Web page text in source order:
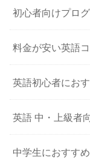
初心者向けプロ
料金が安い英語
英語初心者にお
英語 中・上級者
中学生におすす